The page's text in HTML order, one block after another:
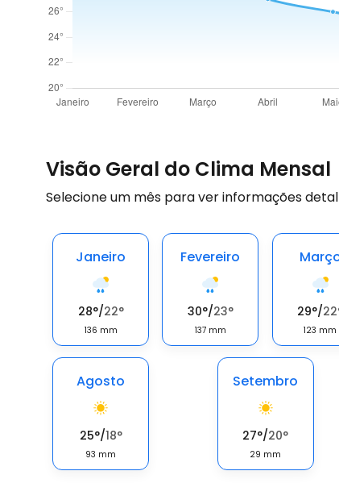
Visão Geral do Clima Mensal
Selecione um mês para ver informações
Janeiro
28°/22°
136 mm
Fevereiro
30°/23°
137 mm
29°/22
123 mm
Agosto
25°/18°
93 mm
Setembro
27°/20°
29 mm